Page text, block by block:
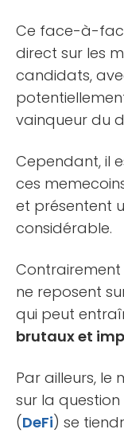
Ce face-à-
direct sur les
candidats,
vainqueur du
Cependant, il
ces
et présentent
considérable.
Contrairement
ne reposent
qui peut
brutaux et
Par ailleurs, le
sur la
(DeFi) se